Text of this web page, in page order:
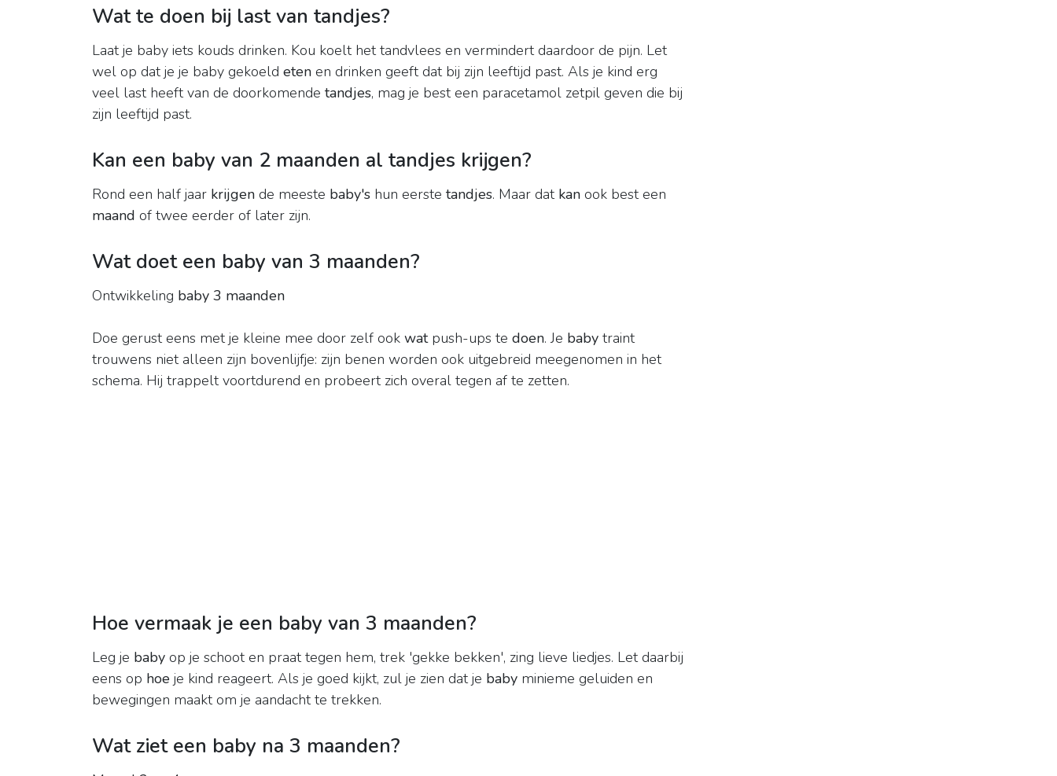
Wat te doen bij last van tandjes?
Laat je baby iets kouds drinken. Kou koelt het tandvlees en vermindert daardoor de pijn. Let
wel op dat je je baby gekoeld eten en drinken geeft dat bij zijn leeftijd past. Als je kind erg
veel last heeft van de doorkomende tandjes, mag je best een paracetamol zetpil geven die bij
zijn leeftijd past.
Kan een baby van 2 maanden al tandjes krijgen?
Rond een half jaar krijgen de meeste baby's hun eerste tandjes. Maar dat kan ook best een
maand of twee eerder of later zijn.
Wat doet een baby van 3 maanden?
Ontwikkeling baby 3 maanden
Doe gerust eens met je kleine mee door zelf ook watpush-ups te doen. Je baby traint
trouwens niet alleen zijn bovenlijfje: zijn benen worden ook uitgebreid meegenomen in het
schema. Hij trappelt voortdurend en probeert zich overal tegen af te zetten.
Hoe vermaak je een baby van 3 maanden?
Leg je baby op je schoot en praat tegen hem, trek 'gekke bekken', zing lieve liedjes. Let daarbij
eens op hoe je kind reageert. Als je goed kijkt, zul je zien dat je baby minieme geluiden en
bewegingen maakt om je aandacht te trekken.
Wat ziet een baby na 3 maanden?